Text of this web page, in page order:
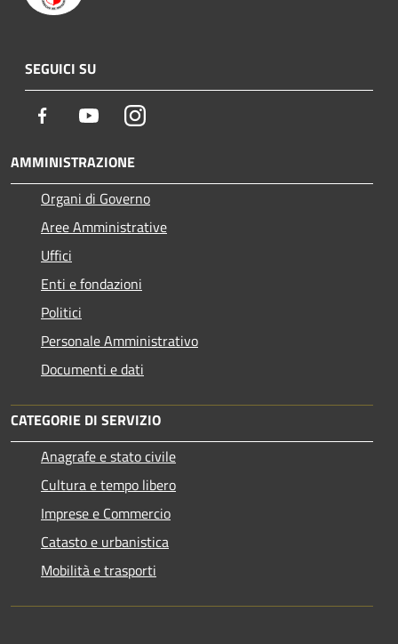
SEGUICI SU
Facebook YoutubeInstagram
AMMINISTRAZIONE
Organi di Governo
Aree Amministrative
Uffici
Enti e fondazioni
Politici
Personale Amministrativo
Documenti e dati
CATEGORIE DI SERVIZIO
Anagrafe e stato civile
Cultura e tempo libero
Imprese e Commercio
Catasto e urbanistica
Mobilità e trasporti